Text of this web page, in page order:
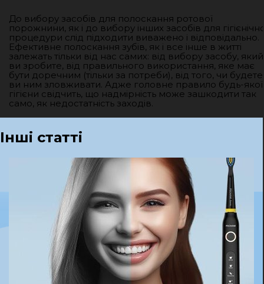
До вибору засобів для полоскання ротової
порожнини, як і до вибору інших засобів для
процедури слід підходити виважено і відповідально.
Ефективне полоскання зубів, як і все інше в житті
залежать тільки від нас самих: від вибору засобу, який
ви зробите, від правильного використання, яке має
бути доречним (тільки за потреби), від того, чи будете
ви ним зловживати. Адже головне правило будь-якої
гігієни свідчить, що надмірність може зашкодити так
само, як недостатність заходів.
Інші статті